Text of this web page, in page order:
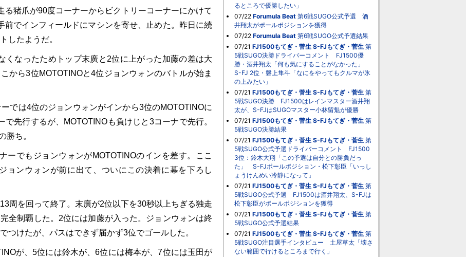
猪爪が90度コーナーからビクトリーコーナーにかけて
前でインフィールドにマシンを寄せ、止めた。昨日に続
したようだ。
くなったためトップ末廣と2位に上がった加藤の差は大
から3位MOTOTINOと4位ジョンウォンのバトルが始ま
では4位のジョンウォンがインから3位のMOTOTINOに
で先行するが、MOTOTINOも負けじと3コーナで先行。
勝ち。
ーでもジョンウォンがMOTOTINOのインを差す。ここ
ョンウォンが前に出て、ついにこの決着に幕を下ろし
周を回って終了。末廣が2位以下を30秒以上ちぎる独走
全制覇した。2位には加藤が入った。ジョンウォンは終
つけたが、パスはできず届かず3位でゴールした。
が、5位には鈴木が、6位には梅本が、7位には玉田が
るところで優勝したい」
07/22 Forumula Beat 第6戦SUGO公式予選 酒
井翔太がポールポジションを獲得
07/22 Forumula Beat 第6戦SUGO公式予選結果
07/21 FJ1500もてぎ・菅生 S-FJもてぎ・菅生 第
5戦SUGO決勝ドライバーコメント FJ1500優
勝・酒井翔太「何も気にすることがなかった」
S-FJ 2位・磐上隼斗「なにをやってもクルマが氷
の上みたい」
07/21 FJ1500もてぎ・菅生 S-FJもてぎ・菅生 第
5戦SUGO決勝 FJ1500はレインマスター酒井翔
太が、S-FJはSUGOマスター小林留魁が優勝
07/21 FJ1500もてぎ・菅生 S-FJもてぎ・菅生 第
5戦SUGO決勝結果
07/21 FJ1500もてぎ・菅生 S-FJもてぎ・菅生 第
5戦SUGO公式予選ドライバーコメント FJ1500
3位：鈴木大翔「この予選は自分との勝負だっ
た」 S-FJポールポジション・松下彰臣「いっし
ょうけんめい冷静になって」
07/21 FJ1500もてぎ・菅生 S-FJもてぎ・菅生 第
5戦SUGO公式予選 FJ1500は酒井翔太、S-FJは
松下彰臣がポールポジションを獲得
07/21 FJ1500もてぎ・菅生 S-FJもてぎ・菅生 第
5戦SUGO公式予選結果
07/21 FJ1500もてぎ・菅生 S-FJもてぎ・菅生 第
5戦SUGO注目選手インタビュー 土屋草太「壊さ
ない範囲で行けるところまで行く」